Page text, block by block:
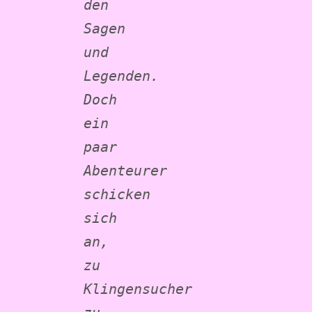
den
Sagen
und
Legenden.
Doch
ein
paar
Abenteurer
schicken
sich
an,
zu
Klingensucher